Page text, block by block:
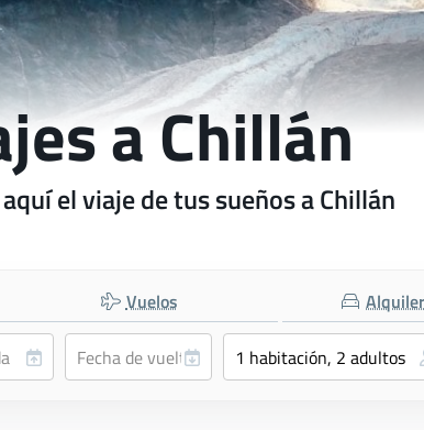
a Chillán
el viaje de tus sueños a Chillán
Vuelos